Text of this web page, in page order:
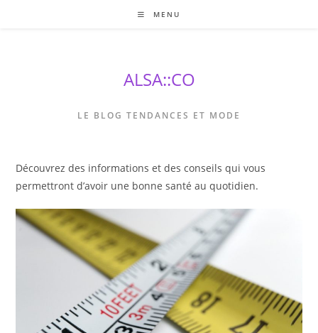
MENU
ALSA::CO
LE BLOG TENDANCES ET MODE
Découvrez des informations et des conseils qui vous
permettront d’avoir une bonne santé au quotidien.